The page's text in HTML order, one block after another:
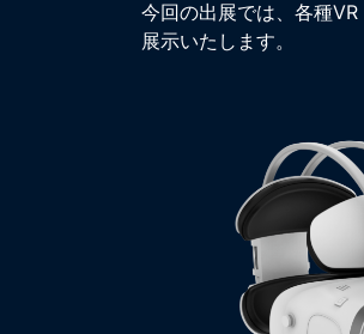
今回の出展では、各種
展示いたします。